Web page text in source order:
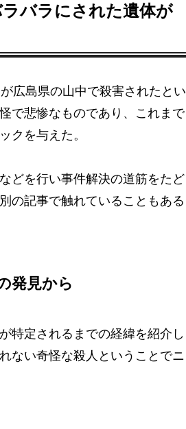
バラにされた遺体が
広島県の山中で殺害されたとい
で悲惨なものであり、これまで
クを与えた。
どを行い事件解決の道筋をたど
の記事で触れていることもある
発見から
特定されるまでの経緯を紹介し
ない奇怪な殺人ということでニ